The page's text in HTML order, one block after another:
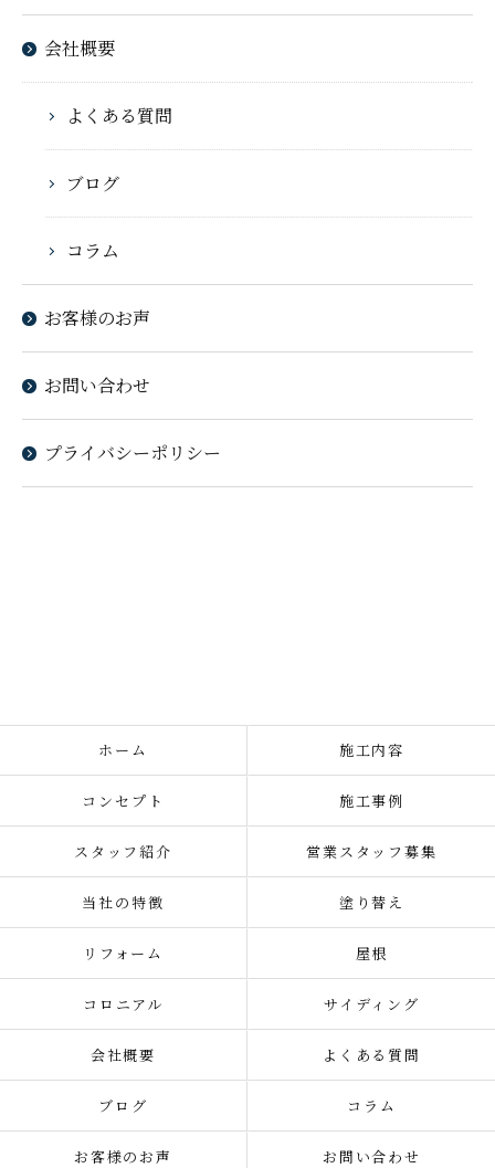
会社概要
よくある質問
ブログ
コラム
お客様のお声
お問い合わせ
プライバシーポリシー
ホーム 施工内容
コンセプト 施工事例
スタッフ紹介 営業スタッフ募集
当社の特徴 塗り替え
リフォーム 屋根
コロニアル サイディング
会社概要 よくある質問
ブログ コラム
お客様のお声 お問い合わせ